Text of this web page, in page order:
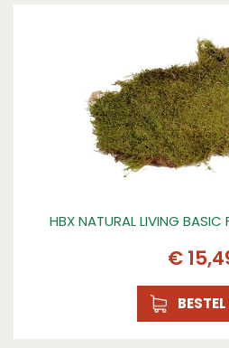
HBX NATURAL LIVING
€ 15,